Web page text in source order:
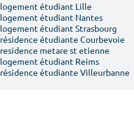
logement étudiant Lille
logement étudiant Nantes
logement étudiant Strasbourg
résidence étudiante Courbevoie
residence metare st etienne
logement étudiant Reims
résidence étudiante Villeurbanne